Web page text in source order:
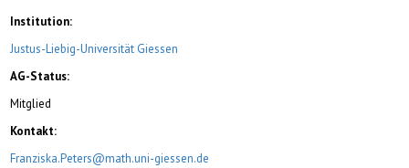
Institution:
Justus-Liebig-Universität Giessen
AG-Status:
Mitglied
Kontakt:
Franziska.Peters@math.uni-giessen.de